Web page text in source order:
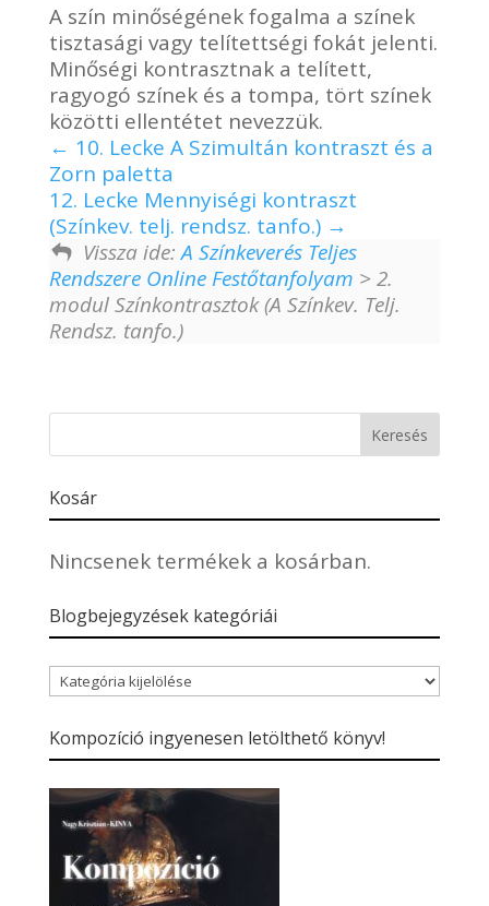
A szín minőségének fogalma a színek
tisztasági vagy telítettségi fokát jelenti.
Minőségi kontrasztnak a telített,
ragyogó színek és a tompa, tört színek
közötti ellentétet nevezzük.
10. Lecke A Szimultán kontraszt és a
Zorn paletta
12. Lecke Mennyiségi kontraszt
(Színkev. telj. rendsz. tanfo.)
Vissza ide:A Színkeverés Teljes
Rendszere Online Festőtanfolyam > 2.
modul Színkontrasztok (A Színkev. Telj.
Rendsz. tanfo.)
Kosár
Nincsenek termékek a kosárban.
Blogbejegyzések kategóriái
Blogbejegyzések
kategóriái
Kompozíció ingyenesen letölthető könyv!